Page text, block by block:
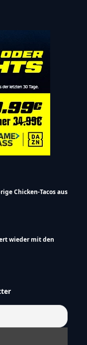
Chicken-Tacos aus
wieder mit den